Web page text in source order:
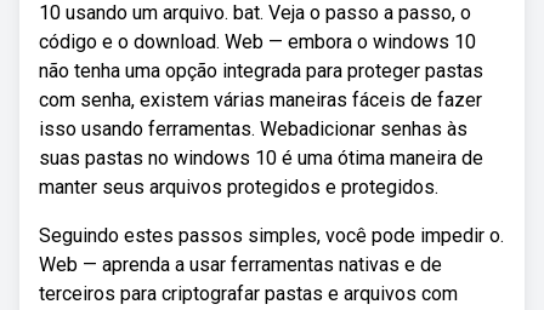
10 usando um arquivo. bat. Veja o passo a passo, o
código e o download. Web — embora o windows 10
não tenha uma opção integrada para proteger pastas
com senha, existem várias maneiras fáceis de fazer
isso usando ferramentas. Webadicionar senhas às
suas pastas no windows 10 é uma ótima maneira de
manter seus arquivos protegidos e protegidos.
Seguindo estes passos simples, você pode impedir o.
Web — aprenda a usar ferramentas nativas e de
terceiros para criptografar pastas e arquivos com